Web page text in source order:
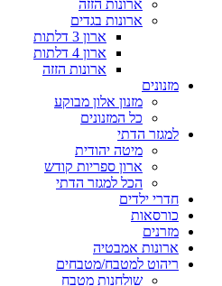
ארונות הזזה
ארונות בגדים
ארון 3 דלתות
ארון 4 דלתות
ארונות הזזה
מזנונים
מזנון אלון מבוקע
כל המזנונים
למגזר הדתי
מיטה יהודית
ארון ספריות קודש
הכל למגזר הדתי
חדרי ילדים
כורסאות
מזרנים
ארונות אמבטיה
ריהוט למטבח/מטבחים
שולחנות מטבח